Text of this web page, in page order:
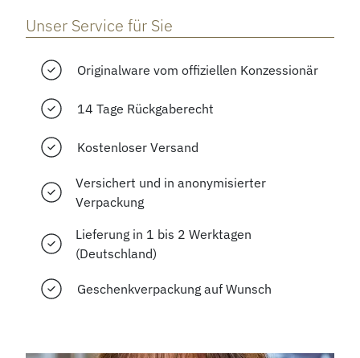
Unser Service für Sie
Originalware vom offiziellen Konzessionär
14 Tage Rückgaberecht
Kostenloser Versand
Versichert und in anonymisierter
Verpackung
Lieferung in 1 bis 2 Werktagen
(Deutschland)
Geschenkverpackung auf Wunsch